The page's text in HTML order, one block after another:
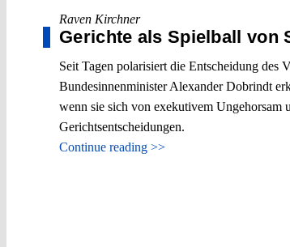
Raven Kirchner
Gerichte als Spielball von
Seit Tagen polarisiert die Entscheidung des
Bundesinnenminister Alexander Dobrindt
wenn sie sich von exekutivem
Gerichtsentscheidungen.
Continue reading >>